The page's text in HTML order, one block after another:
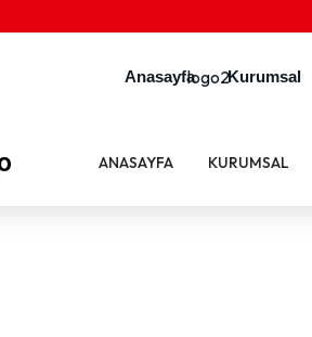
Anasayfa Kurumsal
ANASAYFA KURUMSAL